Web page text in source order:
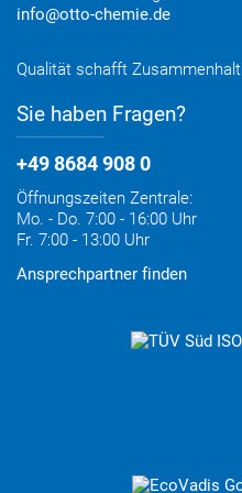
info@otto-chemie.de
Qualität schafft Zusammenhalt
Sie haben Fragen?
+49 8684 908 0
Öffnungszeiten Zentrale:
Mo. - Do. 7:00 - 16:00 Uhr
Fr. 7:00 - 13:00 Uhr
Ansprechpartner finden